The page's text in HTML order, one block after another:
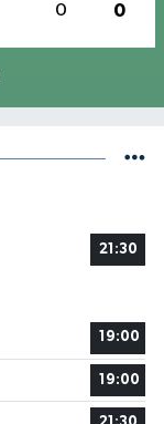
0 0
21:30
19:00
19:00